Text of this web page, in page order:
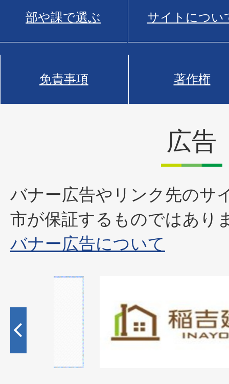
部や課で選ぶ サイトについ
免責事項 著作権
広告
バナー広告やリンク先のサ
市が保証するものではあり
バナー広告について
枚
目